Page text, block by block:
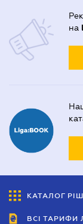
на
КАТАЛОГ
ВСІ ТАРИФИ